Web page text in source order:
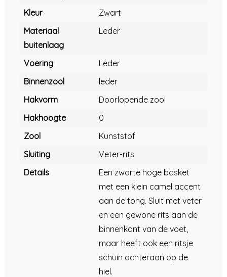
Kleur
Zwart
Materiaal
buitenlaag
Leder
Voering
Leder
Binnenzool
leder
Hakvorm
Doorlopende zool
Hakhoogte
0
Zool
Kunststof
Sluiting
Veter-rits
Details
Een zwarte hoge basket
met een klein camel accent
aan de tong. Sluit met veter
en een gewone rits aan de
binnenkant van de voet,
maar heeft ook een ritsje
schuin achteraan op de
hiel.